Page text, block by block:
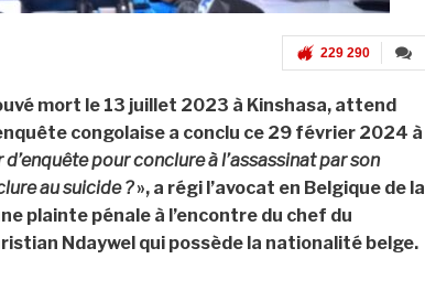
229 290
mort le 13 juillet 2023 à Kinshasa, attend
congolaise a conclu ce 29 février 2024 à
d’enquête pour conclure à l’assassinat par son
au suicide ?», a régi l’avocat en Belgique de la
plainte pénale à l’encontre du chef du
Ndaywel qui possède la nationalité belge.